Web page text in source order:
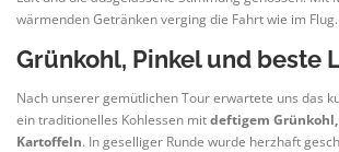
wärmenden Getränken verging die Fahrt wie im Flug.
Grünkohl, Pinkel und beste
Nach unserer gemütlichen Tour erwartete uns das
ein traditionelles Kohlessen mitdeftigem
Kartoffeln. In geselliger Runde wurde herzhaft